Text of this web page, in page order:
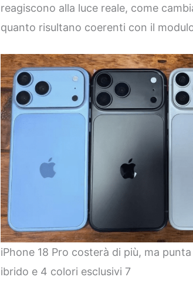
reagiscono alla luce reale, come
quanto risultano coerenti con il
iPhone 18 Pro costerà di più, ma
ibrido e 4 colori esclusivi 7